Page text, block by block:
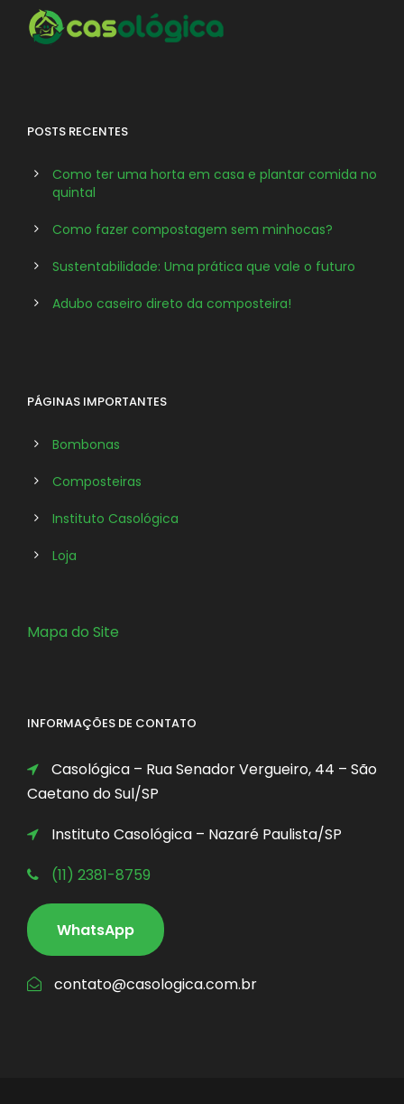
POSTS RECENTES
Como ter uma horta em casa e plantar comida no
quintal
Como fazer compostagem sem minhocas?
Sustentabilidade: Uma prática que vale o futuro
Adubo caseiro direto da composteira!
PÁGINAS IMPORTANTES
Bombonas
Composteiras
Instituto Casológica
Loja
Mapa do Site
INFORMAÇÕES DE CONTATO
Casológica – Rua Senador Vergueiro, 44 – São
Caetano do Sul/SP
Instituto Casológica – Nazaré Paulista/SP
(11) 2381-8759
WhatsApp
contato@casologica.com.br